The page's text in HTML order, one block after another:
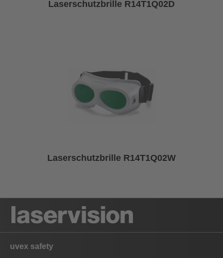
Laserschutzbrille R14T1Q02D
Laserschutzbrille R14T1Q02W
uvex safety